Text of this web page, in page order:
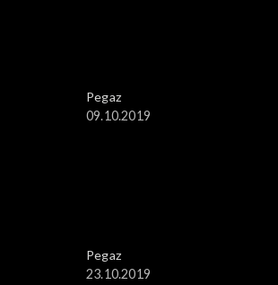
Pegaz
09.10.2019
Pegaz
23.10.2019